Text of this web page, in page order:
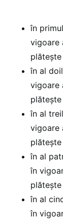
în
vigoare
în al
vigoare
în al
vigoare
în al
în
în al
în